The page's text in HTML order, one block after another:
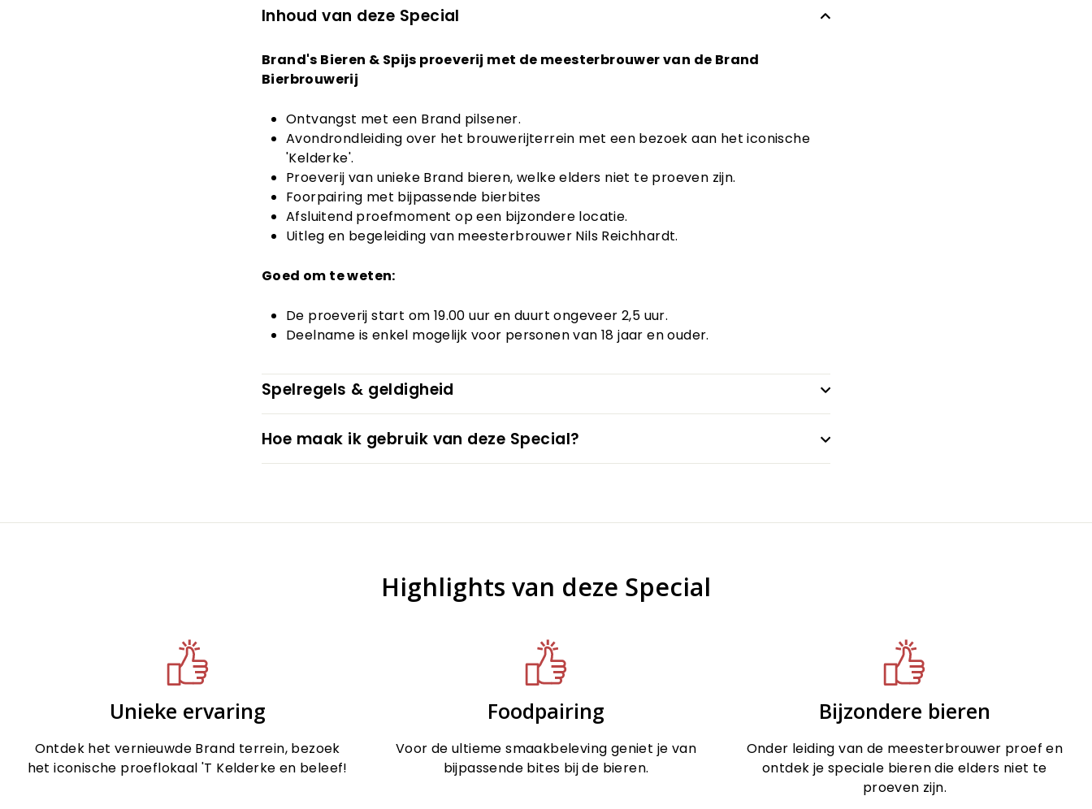
Inhoud van deze Special
Brand's Bieren & Spijs proeverij met de meesterbrouwer van de Brand
Bierbrouwerij
Ontvangst met een Brand pilsener.
Avondrondleiding over het brouwerijterrein met een bezoek aan het iconische
'Kelderke'.
Proeverij van unieke Brand bieren, welke elders niet te proeven zijn.
Foorpairing met bijpassende bierbites
Afsluitend proefmoment op een bijzondere locatie.
Uitleg en begeleiding van meesterbrouwer Nils Reichhardt.
Goed om te weten:
De proeverij start om 19.00 uur en duurt ongeveer 2,5 uur.
Deelname is enkel mogelijk voor personen van 18 jaar en ouder.
Spelregels & geldigheid
Hoe maak ik gebruik van deze Special?
Highlights van deze Special
Unieke ervaring
Ontdek het vernieuwde Brand terrein, bezoek
het iconische proeflokaal 'T Kelderke en beleef!
Foodpairing
Voor de ultieme smaakbeleving geniet je van
bijpassende bites bij de bieren.
Bijzondere bieren
Onder leiding van de meesterbrouwer proef en
ontdek je speciale bieren die elders niet te
proeven zijn.